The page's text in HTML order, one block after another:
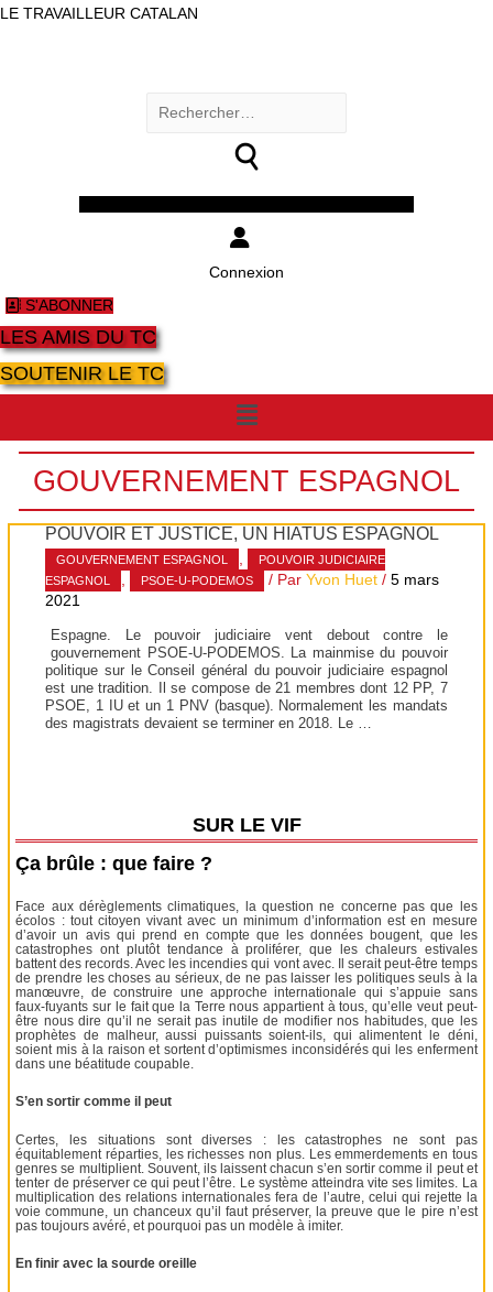
LE TRAVAILLEUR CATALAN
Rechercher :
Connexion
S'ABONNER
LES AMIS DU TC
SOUTENIR LE TC
Menu
GOUVERNEMENT ESPAGNOL
POUVOIR ET JUSTICE, UN HIATUS ESPAGNOL
GOUVERNEMENT ESPAGNOL ,
POUVOIR JUDICIAIRE
ESPAGNOL
, PSOE-U-PODEMOS / ParYvon Huet /5 mars
2021
Espagne. Le pouvoir judiciaire vent debout contre le
gouvernement PSOE-U-PODEMOS. La mainmise du pouvoir
politique sur le Conseil général du pouvoir judiciaire espagnol
est une tradition. Il se compose de 21 membres dont 12 PP, 7
PSOE, 1 IU et un 1 PNV (basque). Normalement les mandats
des magistrats devaient se terminer en 2018. Le …
SUR LE VIF
Ça brûle : que faire ?
Face aux dérèglements climatiques, la question ne concerne pas que les
écolos : tout citoyen vivant avec un minimum d’information est en mesure
d’avoir un avis qui prend en compte que les données bougent, que les
catastrophes ont plutôt tendance à proliférer, que les chaleurs estivales
battent des records. Avec les incendies qui vont avec. Il serait peut-être temps
de prendre les choses au sérieux, de ne pas laisser les politiques seuls à la
manœuvre, de construire une approche internationale qui s’appuie sans
faux-fuyants sur le fait que la Terre nous appartient à tous, qu’elle veut peut-
être nous dire qu’il ne serait pas inutile de modifier nos habitudes, que les
prophètes de malheur, aussi puissants soient-ils, qui alimentent le déni,
soient mis à la raison et sortent d’optimismes inconsidérés qui les enferment
dans une béatitude coupable.
S’en sortir comme il peut
Certes, les situations sont diverses : les catastrophes ne sont pas
équitablement réparties, les richesses non plus. Les emmerdements en tous
genres se multiplient. Souvent, ils laissent chacun s’en sortir comme il peut et
tenter de préserver ce qui peut l’être. Le système atteindra vite ses limites. La
multiplication des relations internationales fera de l’autre, celui qui rejette la
voie commune, un chanceux qu’il faut préserver, la preuve que le pire n’est
pas toujours avéré, et pourquoi pas un modèle à imiter.
En finir avec la sourde oreille